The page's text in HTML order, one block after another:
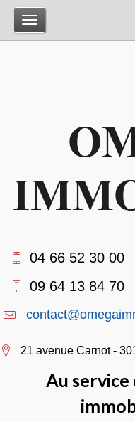
04 66 52 30 00
09 64 13 84 70
21 avenue Carnot -
Au